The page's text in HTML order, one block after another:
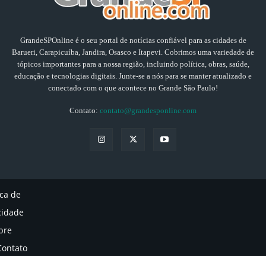
GrandeSPOnline é o seu portal de notícias confiável para as cidades de
Barueri, Carapicuíba, Jandira, Osasco e Itapevi. Cobrimos uma variedade de
tópicos importantes para a nossa região, incluindo política, obras, saúde,
educação e tecnologias digitais. Junte-se a nós para se manter atualizado e
conectado com o que acontece no Grande São Paulo!
Contato: contato@grandesponline.com
de